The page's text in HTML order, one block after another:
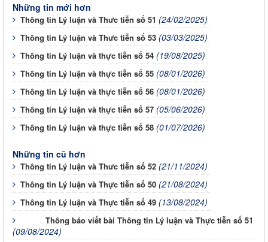
Những tin mới hơn
Thông tin Lý luận và Thưc tiễn số 51 (24/02/2025)
Thông tin Lý luận và Thưc tiễn số 53 (03/03/2025)
Thông tin Lý luận và thực tiễn số 54 (19/08/2025)
Thông tin Lý luận và thực tiễn số 55 (08/01/2026)
Thông tin Lý luận và thực tiễn số 56 (08/01/2026)
Thông tin Lý luận và thực tiễn số 57 (05/06/2026)
Thông tin Lý luận và thực tiễn số 58 (01/07/2026)
Những tin cũ hơn
Thông tin Lý luận và Thưc tiễn số 52 (21/11/2024)
Thông tin Lý luận và Thực tiễn số 50 (21/08/2024)
Thông tin Lý luận và Thực tiễn số 49 (13/08/2024)
Thông báo viết bài Thông tin Lý luận và Thực tiễn số 51
(09/08/2024)